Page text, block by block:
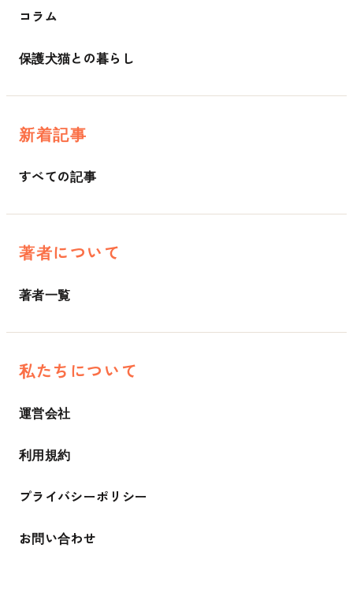
コラム
保護犬猫との暮らし
新着記事
すべての記事
著者について
著者一覧
私たちについて
運営会社
利用規約
プライバシーポリシー
お問い合わせ